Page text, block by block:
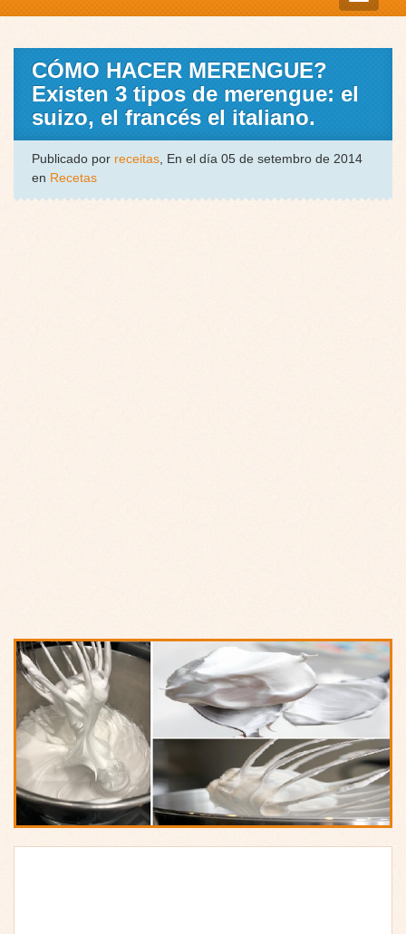
CÓMO HACER MERENGUE?
Existen 3 tipos de merengue: el
suizo, el francés el italiano.
Publicado por receitas, En el día 05 de setembro de 2014
en Recetas